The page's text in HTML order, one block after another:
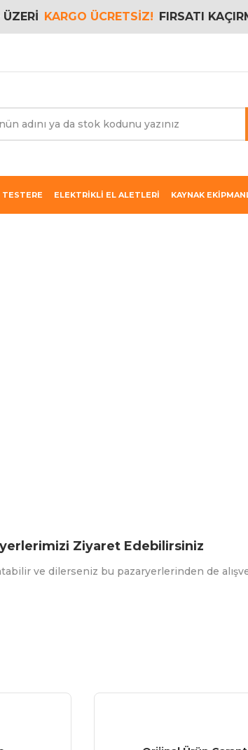
ÜZERİ KARGO ÜCRETSİZ! FIRSATI
TESTERE ELEKTRİKLİ EL ALETLERİ KAYNAK
Ziyaret Edebilirsiniz
ve dilerseniz bu pazaryerlerinden de